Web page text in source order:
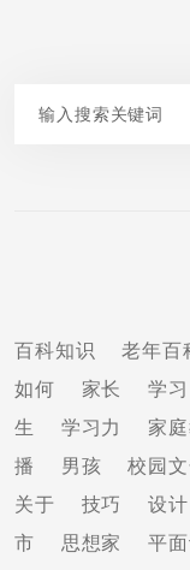
百科知识 老年百
如何
家长 学习
生
学习力 家
播
男孩 校园
关于
技巧 设计
市
思想家 平